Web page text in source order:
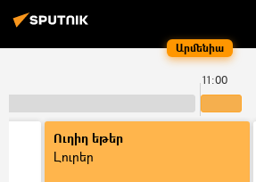
Արմենիա
11:00
Ուղիղ եթեր
Լուրեր